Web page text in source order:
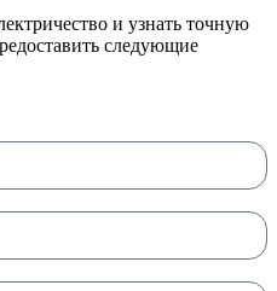
и узнать точную
следующие